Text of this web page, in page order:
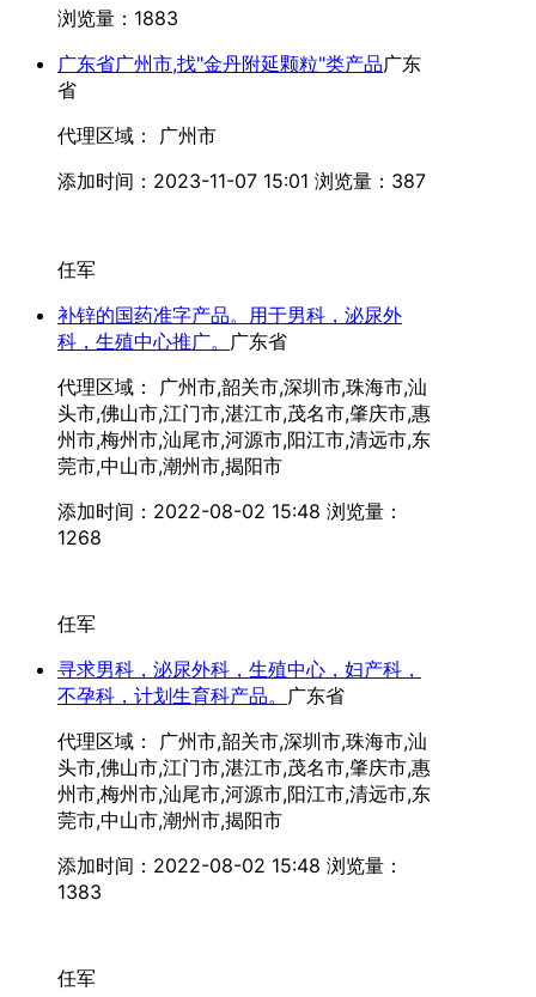
浏览量：1883
广东省广州市,找"金丹附延颗粒"类产品广东
省
代理区域： 广州市
添加时间：2023-11-07 15:01 浏览量：387
任军
补锌的国药准字产品。用于男科，泌尿外
科，生殖中心推广。 广东省
代理区域： 广州市,韶关市,深圳市,珠海市,汕
头市,佛山市,江门市,湛江市,茂名市,肇庆市,惠
州市,梅州市,汕尾市,河源市,阳江市,清远市,东
莞市,中山市,潮州市,揭阳市
添加时间：2022-08-02 15:48 浏览量：
1268
任军
寻求男科，泌尿外科，生殖中心，妇产科，
不孕科，计划生育科产品。 广东省
代理区域： 广州市,韶关市,深圳市,珠海市,汕
头市,佛山市,江门市,湛江市,茂名市,肇庆市,惠
州市,梅州市,汕尾市,河源市,阳江市,清远市,东
莞市,中山市,潮州市,揭阳市
添加时间：2022-08-02 15:48 浏览量：
1383
任军